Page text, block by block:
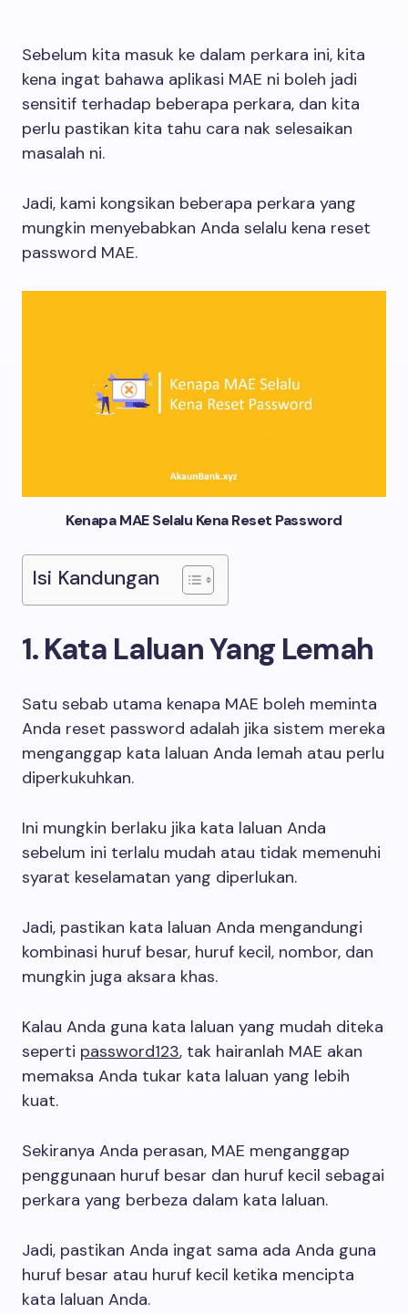
Sebelum kita masuk ke dalam perkara ini, kita
kena ingat bahawa aplikasi MAE ni boleh jadi
sensitif terhadap beberapa perkara, dan kita
perlu pastikan kita tahu cara nak selesaikan
masalah ni.
Jadi, kami kongsikan beberapa perkara yang
mungkin menyebabkan Anda selalu kena reset
password MAE.
Kenapa MAE Selalu Kena Reset Password
Isi Kandungan
1. Kata Laluan Yang Lemah
Satu sebab utama kenapa MAE boleh meminta
Anda reset password adalah jika sistem mereka
menganggap kata laluan Anda lemah atau perlu
diperkukuhkan.
Ini mungkin berlaku jika kata laluan Anda
sebelum ini terlalu mudah atau tidak memenuhi
syarat keselamatan yang diperlukan.
Jadi, pastikan kata laluan Anda mengandungi
kombinasi huruf besar, huruf kecil, nombor, dan
mungkin juga aksara khas.
Kalau Anda guna kata laluan yang mudah diteka
seperti password123, tak hairanlah MAE akan
memaksa Anda tukar kata laluan yang lebih
kuat.
Sekiranya Anda perasan, MAE menganggap
penggunaan huruf besar dan huruf kecil sebagai
perkara yang berbeza dalam kata laluan.
Jadi, pastikan Anda ingat sama ada Anda guna
huruf besar atau huruf kecil ketika mencipta
kata laluan Anda.